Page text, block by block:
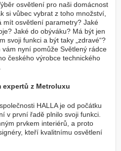
osvětlení pro naši domácnost
si vůbec vybrat z toho množství,
mít osvětlení parametry? Jaké
Jaké do obýváku? Má být jen
svoji funkci a být taky „zdravé“?
nyní pomůže Světlený rádce
českého výrobce technického
expertů z Metroluxu
HALLA je od počátku
v první řadě plnilo svoji funkci.
prvkem interiérů, a proto
kteří kvalitnímu osvětlení